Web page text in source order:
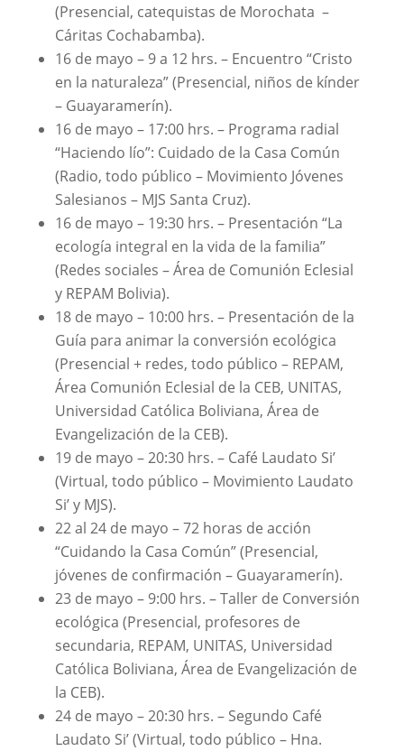
(Presencial, catequistas de Morochata –
Cáritas Cochabamba).
16 de mayo – 9 a 12 hrs. – Encuentro “Cristo
en la naturaleza” (Presencial, niños de kínder
– Guayaramerín).
16 de mayo – 17:00 hrs. – Programa radial
“Haciendo lío”: Cuidado de la Casa Común
(Radio, todo público – Movimiento Jóvenes
Salesianos – MJS Santa Cruz).
16 de mayo – 19:30 hrs. – Presentación “La
ecología integral en la vida de la familia”
(Redes sociales – Área de Comunión Eclesial
y REPAM Bolivia).
18 de mayo – 10:00 hrs. – Presentación de la
Guía para animar la conversión ecológica
(Presencial + redes, todo público – REPAM,
Área Comunión Eclesial de la CEB, UNITAS,
Universidad Católica Boliviana, Área de
Evangelización de la CEB).
19 de mayo – 20:30 hrs. – Café Laudato Si’
(Virtual, todo público – Movimiento Laudato
Si’ y MJS).
22 al 24 de mayo – 72 horas de acción
“Cuidando la Casa Común” (Presencial,
jóvenes de confirmación – Guayaramerín).
23 de mayo – 9:00 hrs. – Taller de Conversión
ecológica (Presencial, profesores de
secundaria, REPAM, UNITAS, Universidad
Católica Boliviana, Área de Evangelización de
la CEB).
24 de mayo – 20:30 hrs. – Segundo Café
Laudato Si’ (Virtual, todo público – Hna.